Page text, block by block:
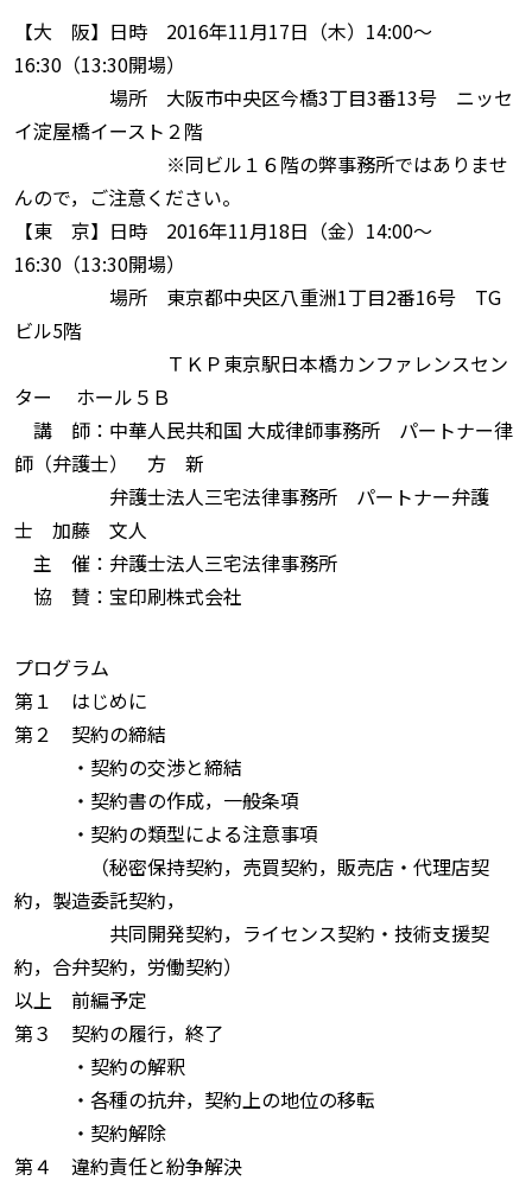
【大 阪】日時 2016年11月17日（木）14:00〜
16:30（13:30開場）
場所 大阪市中央区今橋3丁目3番13号 ニッセ
イ淀屋橋イースト２階
※同ビル１６階の弊事務所ではありませ
んので，ご注意ください。
【東 京】日時 2016年11月18日（金）14:00〜
16:30（13:30開場）
場所 東京都中央区八重洲1丁目2番16号 TG
ビル5階
ＴＫＰ東京駅日本橋カンファレンスセン
ター ホール５Ｂ
講 師：中華人民共和国 大成律師事務所 パートナー律
師（弁護士） 方 新
弁護士法人三宅法律事務所 パートナー弁護
士 加藤 文人
主 催：弁護士法人三宅法律事務所
協 賛：宝印刷株式会社
プログラム
第１ はじめに
第２ 契約の締結
・契約の交渉と締結
・契約書の作成，一般条項
・契約の類型による注意事項
（秘密保持契約，売買契約，販売店・代理店契
約，製造委託契約，
共同開発契約，ライセンス契約・技術支援契
約，合弁契約，労働契約）
以上 前編予定
第３ 契約の履行，終了
・契約の解釈
・各種の抗弁，契約上の地位の移転
・契約解除
第４ 違約責任と紛争解決